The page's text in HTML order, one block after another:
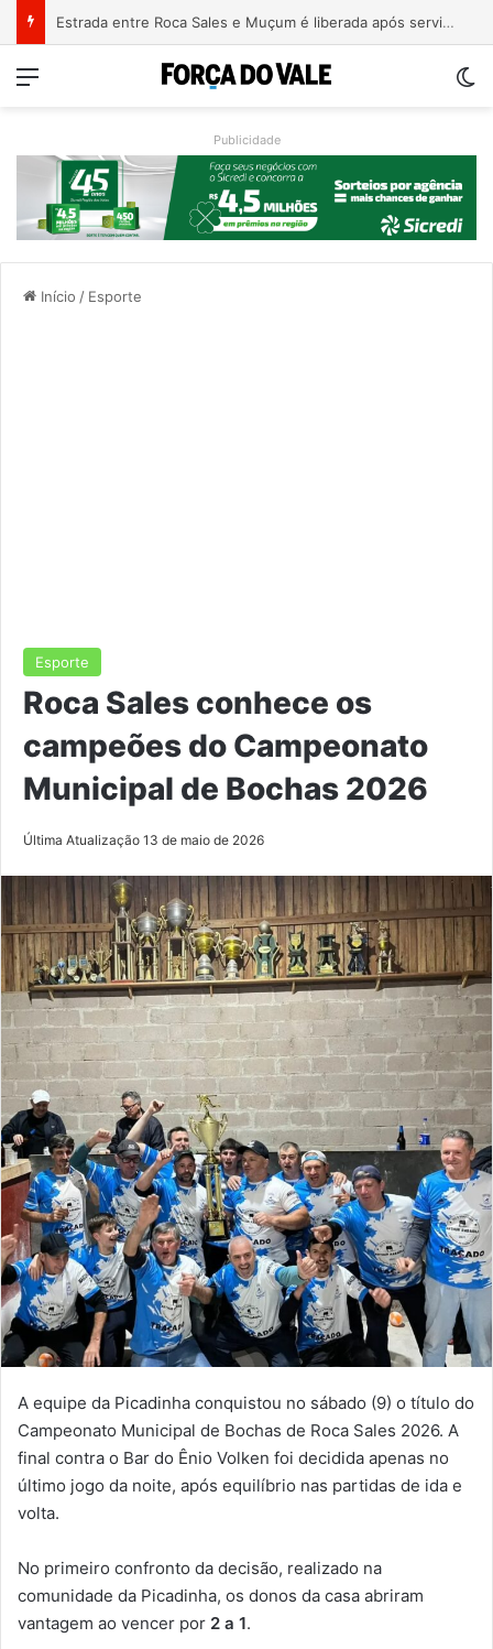
Estrada entre Roca Sales e Muçum é liberada após serviços de manutenção
Menu
Publicidade
Início / Esporte
Esporte
Roca Sales conhece os
campeões do Campeonato
Municipal de Bochas 2026
Última Atualização 13 de maio de 2026
A equipe da Picadinha conquistou no sábado (9) o título do
Campeonato Municipal de Bochas de Roca Sales 2026. A
final contra o Bar do Ênio Volken foi decidida apenas no
último jogo da noite, após equilíbrio nas partidas de ida e
volta.
No primeiro confronto da decisão, realizado na
comunidade da Picadinha, os donos da casa abriram
vantagem ao vencer por 2 a 1.